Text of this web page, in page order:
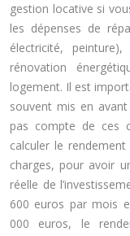
gestion locative si
les dépenses de
électricité,
rénovation
logement. Il est
souvent mis en
pas compte de ces
calculer le
charges, pour avoir
réelle de
600 euros par mois
000 euros, le